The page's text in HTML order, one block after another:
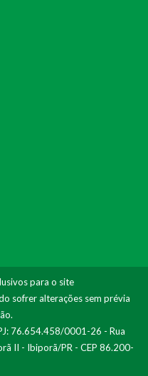
para o site
sofrer alterações sem prévia
76.654.458/0001-26 - Rua
II - Ibiporã/PR - CEP 86.200-